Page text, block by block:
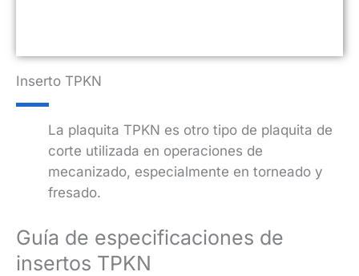
Inserto TPKN
La plaquita TPKN es otro tipo de plaquita de
corte utilizada en operaciones de
mecanizado, especialmente en torneado y
fresado.
Guía de especificaciones de
insertos TPKN